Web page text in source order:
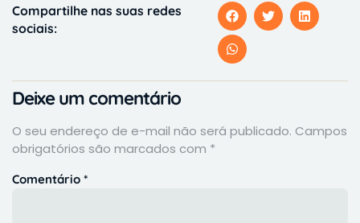
Compartilhe nas suas redes
sociais:
Deixe um comentário
O seu endereço de e-mail não será publicado. Campos
obrigatórios são marcados com *
Comentário *